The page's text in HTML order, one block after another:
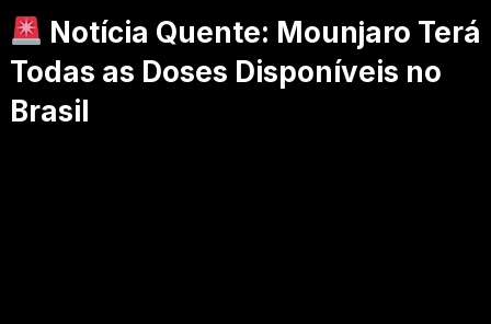
Notícia Quente: Mounjaro Terá
Todas as Doses Disponíveis no
Brasil